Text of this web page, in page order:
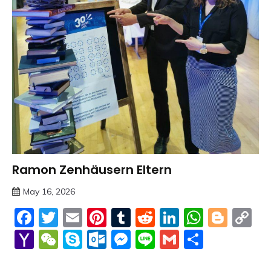
Trends
Ramon Zenhäusern Eltern
May 16, 2026
Facebook
Twitter
EmailPinterest
Tumblr
Reddit
LinkedIn
Yahoo
WeChat
SkypeOutlook.com
Messenger
LineGmail